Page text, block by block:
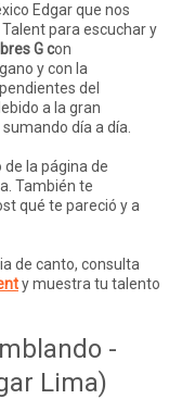
Edgar que nos
para escuchar y
G con
y con la
del
a la gran
día a día.
la página de
También te
qué te pareció y a
de canto, consulta
y muestra tu talento
-
Lima)